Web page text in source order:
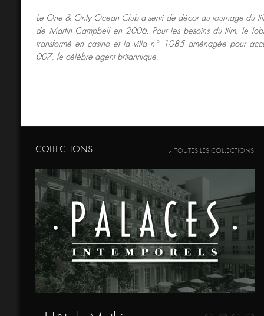
Le One & Only Ocean Club a servi de décor au tournage du
de Martin Campbell en 2006. Pour les besoins du film, le
transformé en casino et la villa n° 1085 aménagée pour
007, le célèbre agent britannique.
COLLECTIONS TOUTES LES COLLECTIONS